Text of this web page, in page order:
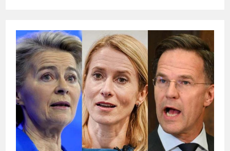
ΤΗ
ΦΩΤΟΓΡΑΦΊΑ
ΜΌΝΟΣ
ΣΟΥ